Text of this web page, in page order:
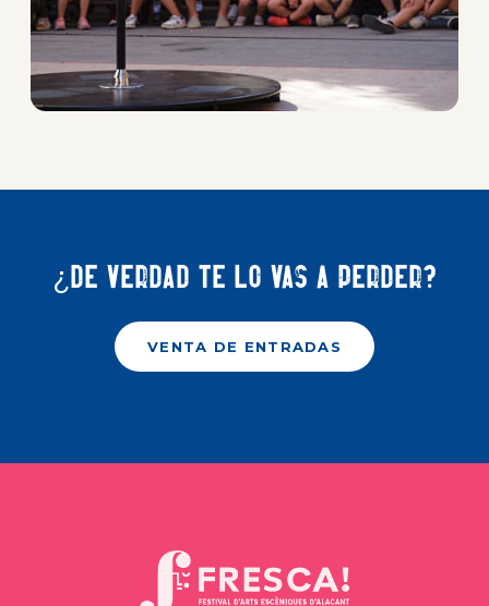
¿De verdad te lo vas a perder?
VENTA DE ENTRADAS